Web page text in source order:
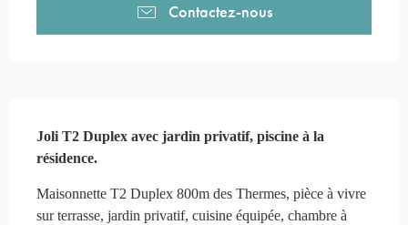
Contactez-nous
Joli T2 Duplex avec jardin privatif, piscine à la
résidence.
Maisonnette T2 Duplex 800m des Thermes, pièce à vivre
sur terrasse, jardin privatif, cuisine équipée, chambre à